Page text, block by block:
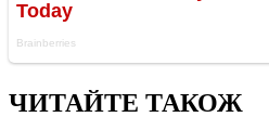
ЧИТАЙТЕ ТАКОЖ